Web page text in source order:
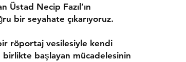
Üstad Necip Fazıl’ın
bir seyahate çıkarıyoruz.
röportaj vesilesiyle kendi
başlayan mücadelesinin